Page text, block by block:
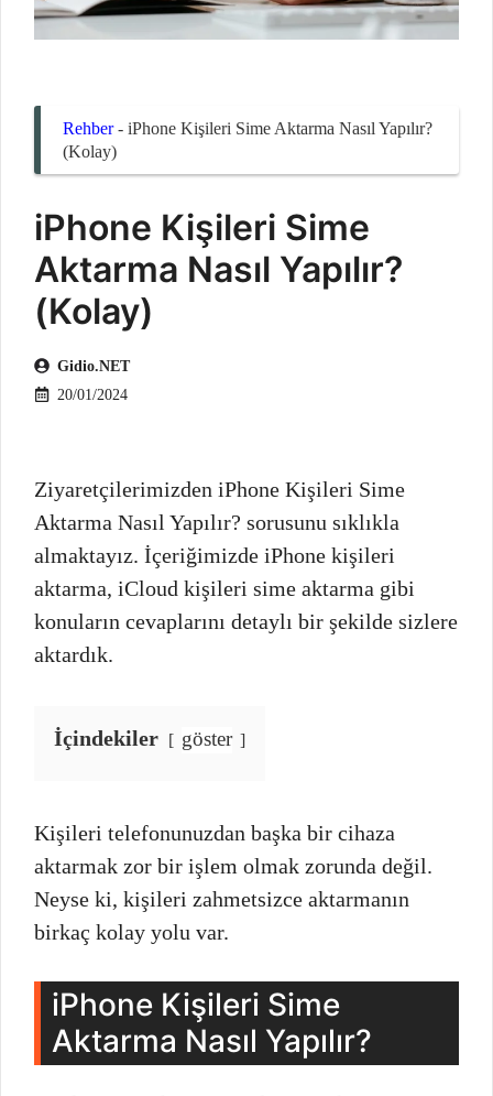
Rehber- iPhone Kişileri Sime Aktarma Nasıl Yapılır?
(Kolay)
iPhone Kişileri Sime
Aktarma Nasıl Yapılır?
(Kolay)
Gidio.NET
20/01/2024
Ziyaretçilerimizden iPhone Kişileri Sime
Aktarma Nasıl Yapılır? sorusunu sıklıkla
almaktayız. İçeriğimizde iPhone kişileri
aktarma, iCloud kişileri sime aktarma gibi
konuların cevaplarını detaylı bir şekilde sizlere
aktardık.
İçindekiler göster
Kişileri telefonunuzdan başka bir cihaza
aktarmak zor bir işlem olmak zorunda değil.
Neyse ki, kişileri zahmetsizce aktarmanın
birkaç kolay yolu var.
iPhone Kişileri Sime
Aktarma Nasıl Yapılır?